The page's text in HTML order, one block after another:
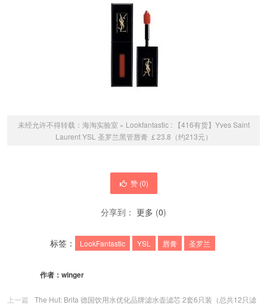
未经允许不得转载： 海淘实验室 » Lookfantastic : 【416有货】Yves Saint
Laurent YSL 圣罗兰黑管唇膏 ￡23.8（约213元）
赞 (0)
分享到： 更多 (0)
标签： LookFantastic YSL 唇膏 圣罗兰
作者： winger
上一篇
The Hut: Brita 德国饮用水优化品牌滤水壶滤芯 2套6只装（总共12只滤